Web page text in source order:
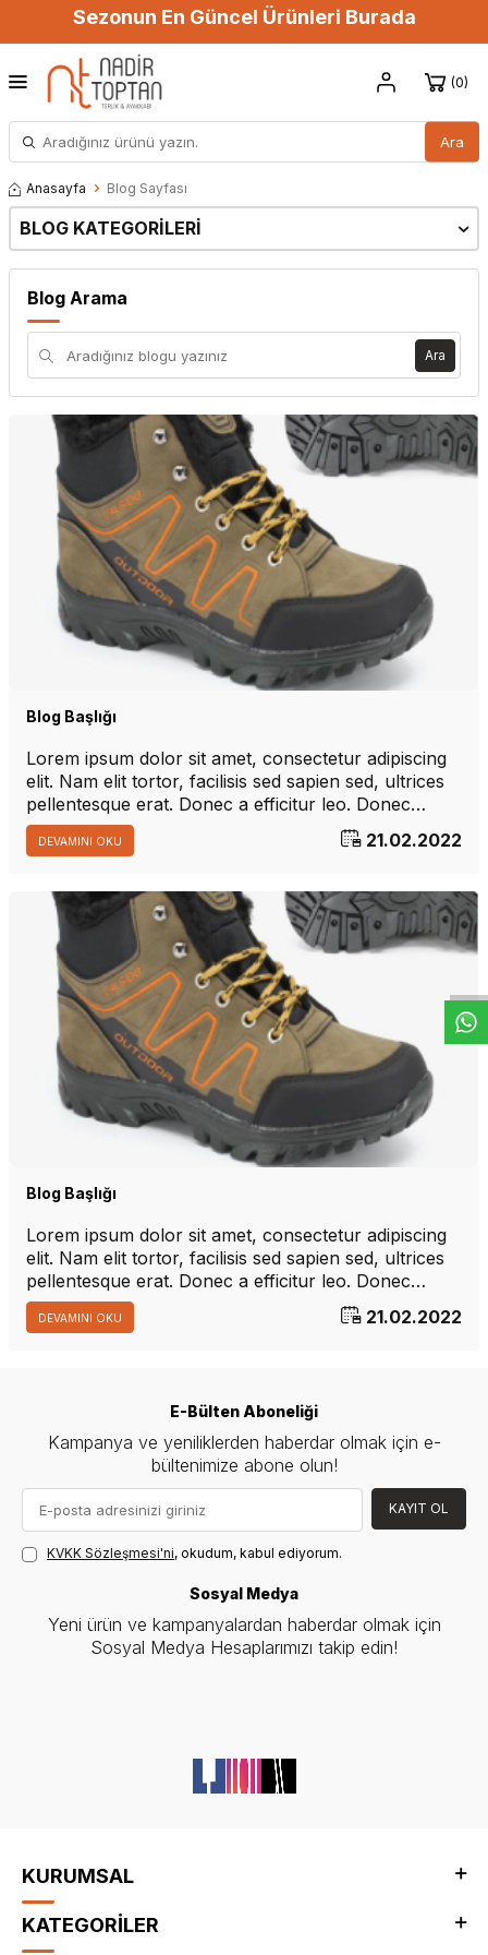
W
h
t
s
a
p
p
D
e
s
e
H
a
t
t
Sezonun En Güncel Ürünleri Burada
Ara
0
Anasayfa Blog Sayfası
BLOG KATEGORILERI
Blog Arama
Ara
Blog Başlığı
Lorem ipsum dolor sit amet, consectetur adipiscing
elit. Nam elit tortor, facilisis sed sapien sed, ultrices
pellentesque erat. Donec a efficitur leo. Donec
tempus nibh sed nulla sagittis, nec ornare augue
placerat. Vestibulum eu arcu vitae elit dignissim
DEVAMINI OKU 21.02.2022
Blog Başlığı
Lorem ipsum dolor sit amet, consectetur adipiscing
elit. Nam elit tortor, facilisis sed sapien sed, ultrices
pellentesque erat. Donec a efficitur leo. Donec
tempus nibh sed nulla sagittis, nec ornare augue
placerat. Vestibulum eu arcu vitae elit dignissim
DEVAMINI OKU 21.02.2022
E-Bülten Aboneliği
Kampanya ve yeniliklerden haberdar olmak için e-
bültenimize abone olun!
KAYIT OL
KVKK Sözleşmesi'ni, okudum, kabul ediyorum.
Sosyal Medya
Yeni ürün ve kampanyalardan haberdar olmak için
Sosyal Medya Hesaplarımızı takip edin!
KURUMSAL
KATEGORİLER